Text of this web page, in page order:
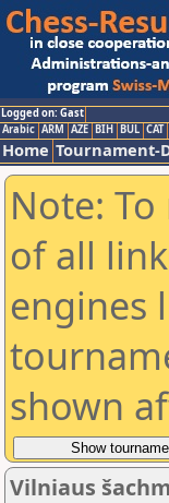
Logged on: Gast
Arabic ARM AZE BIH BUL CAT
Home Tournament-
Note:
of all
engines
shown
Vilniaus